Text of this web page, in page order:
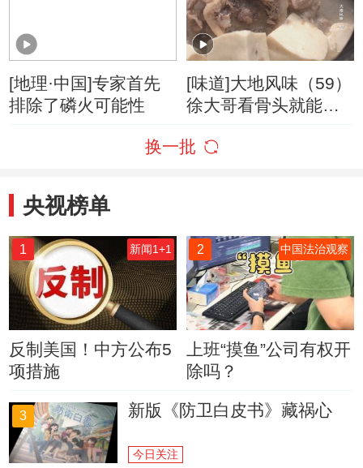
[地理·中国]专家首先
排除了磷火可能性
[味道]大地风味（59）
徐大哥看骨头就能推
换一批
央视榜单
1 新闻1+1
反制美国！中方公布5
项措施
2 中国法治观察
上班“摸鱼”公司有权开
除吗？
3 新版《防卫白皮书》藏祸心
今日关注